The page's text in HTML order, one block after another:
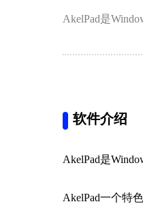
AkelPad是
软件介绍
AkelPad是
AkelPad一个特